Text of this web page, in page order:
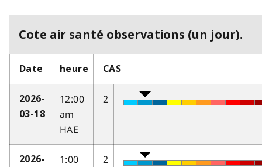
Cote air santé observations (un jour).
Date heure CAS
2026-
03-18
12:00
am
HAE
2
2026-
1:00
2